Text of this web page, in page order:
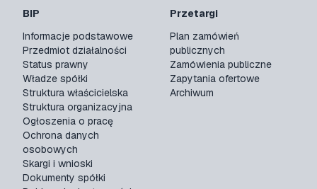
BIP
Informacje podstawowe
Przedmiot działalności
Status prawny
Władze spółki
Struktura właścicielska
Struktura organizacyjna
Ogłoszenia o pracę
Ochrona danych
osobowych
Skargi i wnioski
Dokumenty spółki
Przetargi
Plan zamówień
publicznych
Zamówienia publiczne
Zapytania ofertowe
Archiwum